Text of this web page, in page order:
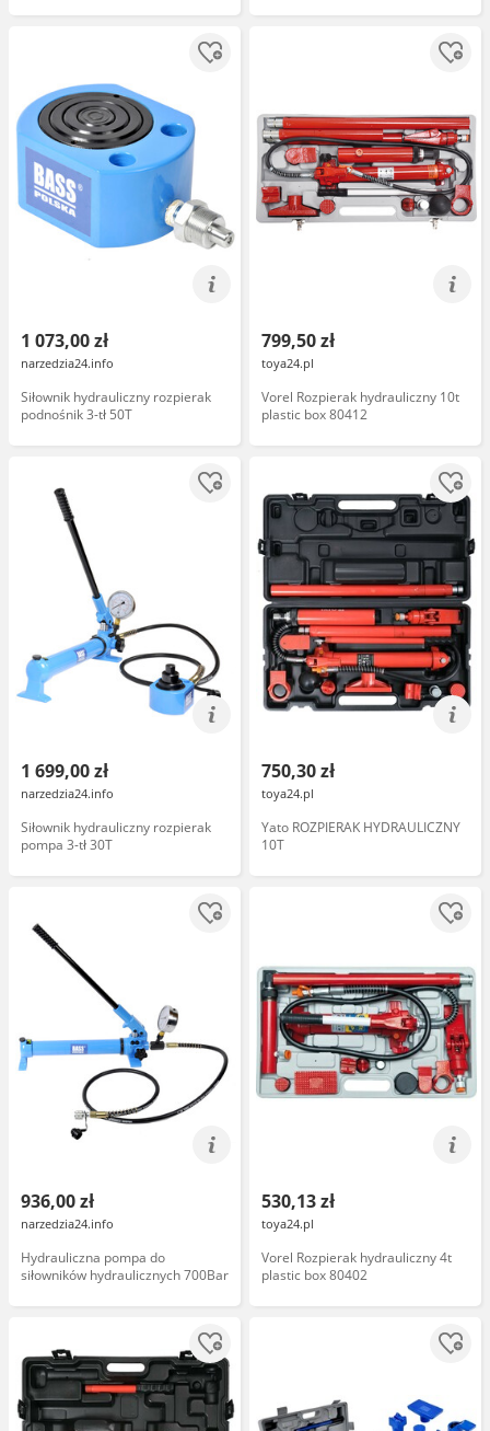
1 073,00 zł
narzedzia24.info
Siłownik hydrauliczny rozpierak
podnośnik 3-tł 50T
799,50 zł
toya24.pl
Vorel Rozpierak hydrauliczny 10t
plastic box 80412
1 699,00 zł
narzedzia24.info
Siłownik hydrauliczny rozpierak
pompa 3-tł 30T
750,30 zł
toya24.pl
Yato ROZPIERAK HYDRAULICZNY
10T
936,00 zł
narzedzia24.info
Hydrauliczna pompa do
siłowników hydraulicznych 700Bar
530,13 zł
toya24.pl
Vorel Rozpierak hydrauliczny 4t
plastic box 80402